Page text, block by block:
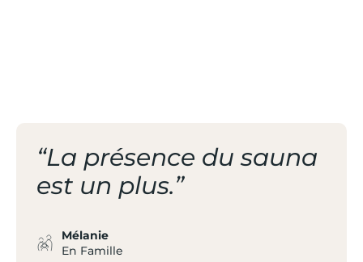
“La présence du sauna
est un plus.”
Mélanie
En Famille